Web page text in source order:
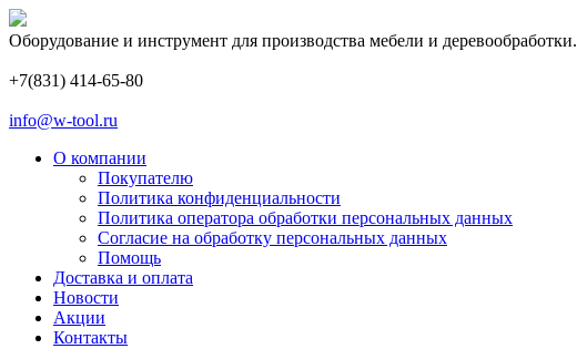
Оборудование и инструмент для производства мебели и деревообработки.
+7(831) 414-65-80
info@w-tool.ru
О компании
Покупателю
Политика конфиденциальности
Политика оператора обработки персональных данных
Согласие на обработку персональных данных
Помощь
Доставка и оплата
Новости
Акции
Контакты